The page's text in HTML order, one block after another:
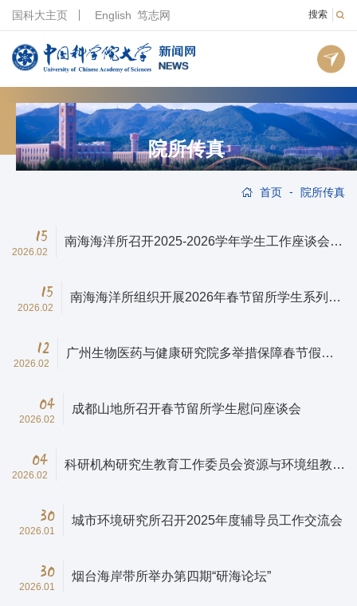
搜索
国科大主页 English 笃志网
院所传真
首页 - 院所传真
15
2026.02
南海海洋所召开2025-2026学年学生工作座谈会暨
15
2026.02
南海海洋所组织开展2026年春节留所学生系列活
12
2026.02
广州生物医药与健康研究院多举措保障春节假期
04
2026.02
成都山地所召开春节留所学生慰问座谈会
04
2026.02
科研机构研究生教育工作委员会资源与环境组教育
30
2026.01
城市环境研究所召开2025年度辅导员工作交流会
30
2026.01
烟台海岸带所举办第四期“研海论坛”